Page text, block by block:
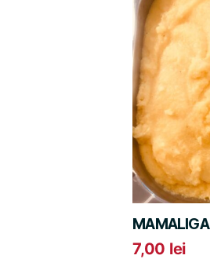
MAMALIGA
7,00 lei